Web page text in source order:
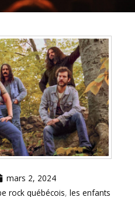
mars 2, 2024
rock québécois, les enfants